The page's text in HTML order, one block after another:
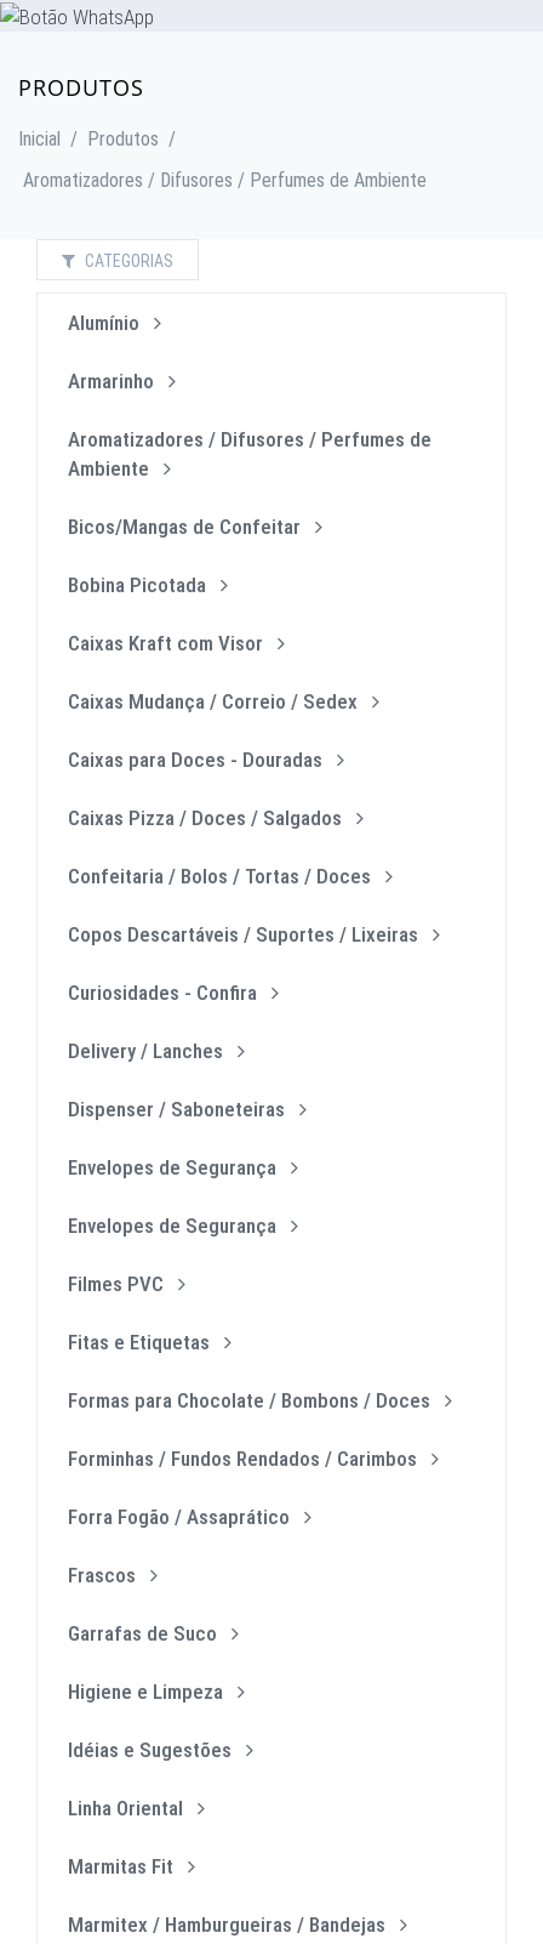
PRODUTOS
Inicial / Produtos /
Aromatizadores / Difusores / Perfumes de Ambiente
CATEGORIAS
Alumínio
Armarinho
Aromatizadores / Difusores / Perfumes de
Ambiente
Bicos/Mangas de Confeitar
Bobina Picotada
Caixas Kraft com Visor
Caixas Mudança / Correio / Sedex
Caixas para Doces - Douradas
Caixas Pizza / Doces / Salgados
Confeitaria / Bolos / Tortas / Doces
Copos Descartáveis / Suportes / Lixeiras
Curiosidades - Confira
Delivery / Lanches
Dispenser / Saboneteiras
Envelopes de Segurança
Envelopes de Segurança
Filmes PVC
Fitas e Etiquetas
Formas para Chocolate / Bombons / Doces
Forminhas / Fundos Rendados / Carimbos
Forra Fogão / Assaprático
Frascos
Garrafas de Suco
Higiene e Limpeza
Idéias e Sugestões
Linha Oriental
Marmitas Fit
Marmitex / Hamburgueiras / Bandejas